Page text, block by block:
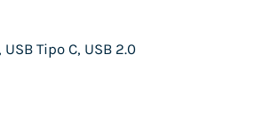
Tipo C, USB 2.0